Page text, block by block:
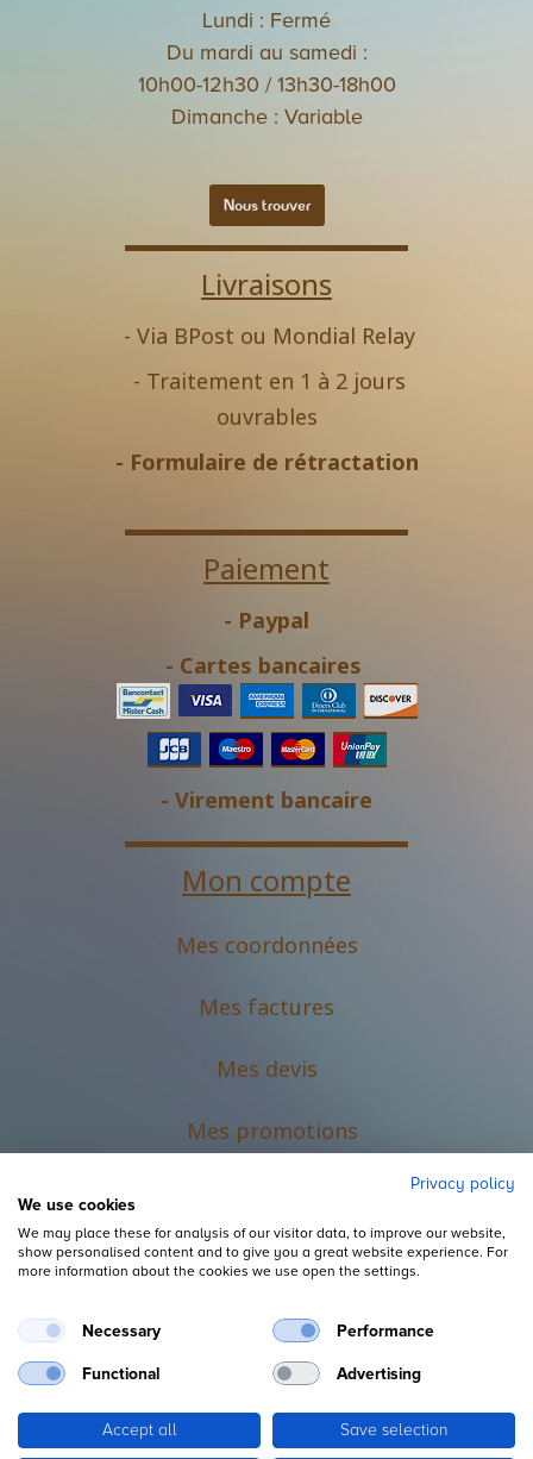
Lundi : Fermé
Du mardi au samedi :
10h00-12h30 / 13h30-18h00
Dimanche : Variable
Nous trouver
Livraisons
- Via BPost ou Mondial Relay
- Traitement en 1 à 2 jours
ouvrables
- Formulaire de rétractation
Paiement
- Paypal
- Cartes bancaires
- Virement bancaire
Mon compte
Mes coordonnées
Mes factures
Mes devis
Mes promotions
Mentions légales
Privacy policy
We use cookies
We may place these for analysis of our visitor data, to improve our website,
show personalised content and to give you a great website experience. For
more information about the cookies we use open the settings.
Necessary Performance
Functional Advertising
Accept all Save selection